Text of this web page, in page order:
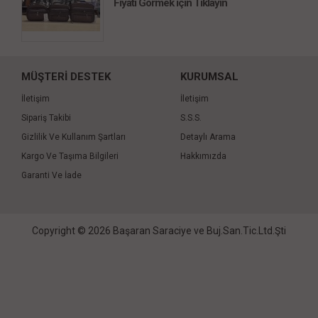
Fiyatı Görmek için Tıklayın
MÜŞTERİ DESTEK
İletişim
Sipariş Takibi
Gizlilik Ve Kullanım Şartları
Kargo Ve Taşıma Bilgileri
Garanti Ve İade
KURUMSAL
İletişim
S.S.S.
Detaylı Arama
Hakkımızda
Copyright © 2026 Başaran Saraciye ve Buj.San.Tic.Ltd.Şti